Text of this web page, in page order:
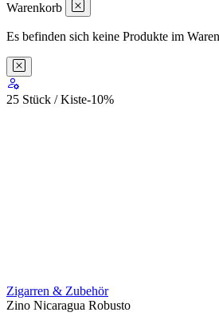
Warenkorb
Es befinden sich keine Produkte im
25 Stück / Kiste-10%
Zigarren & Zubehör
Zino Nicaragua Robusto